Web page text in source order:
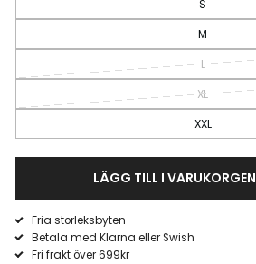
S
M
L
XL
XXL
LÄGG TILL I VARUKORGEN
Fria storleksbyten
Betala med Klarna eller Swish
Fri frakt över 699kr